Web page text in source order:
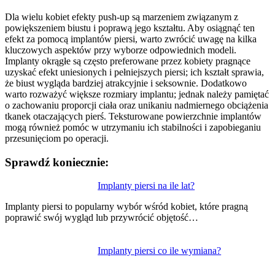
Dla wielu kobiet efekty push-up są marzeniem związanym z
powiększeniem biustu i poprawą jego kształtu. Aby osiągnąć ten
efekt za pomocą implantów piersi, warto zwrócić uwagę na kilka
kluczowych aspektów przy wyborze odpowiednich modeli.
Implanty okrągłe są często preferowane przez kobiety pragnące
uzyskać efekt uniesionych i pełniejszych piersi; ich kształt sprawia,
że biust wygląda bardziej atrakcyjnie i seksownie. Dodatkowo
warto rozważyć większe rozmiary implantu; jednak należy pamiętać
o zachowaniu proporcji ciała oraz unikaniu nadmiernego obciążenia
tkanek otaczających pierś. Teksturowane powierzchnie implantów
mogą również pomóc w utrzymaniu ich stabilności i zapobieganiu
przesunięciom po operacji.
Sprawdź koniecznie:
Implanty piersi na ile lat?
Implanty piersi to popularny wybór wśród kobiet, które pragną
poprawić swój wygląd lub przywrócić objętość…
Implanty piersi co ile wymiana?
wpisu